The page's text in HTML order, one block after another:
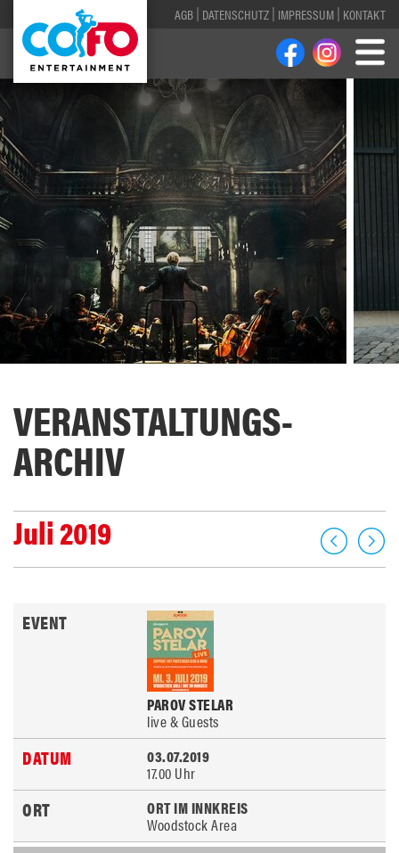
AGB DATENSCHUTZ IMPRESSUM KONTAKT
VERANSTALTUNGS­
ARCHIV
Juli 2019
PAROV STELAR
live & Guests
03.07.2019
17.00 Uhr
ORT IM INNKREIS
Woodstock Area